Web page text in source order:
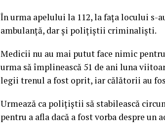
În urma apelului la 112, la fața locului s-
ambulanță, dar și polițiștii criminaliști.
Medicii nu au mai putut face nimic
urma să împlinească 51 de ani luna
legii trenul a fost oprit, iar călătorii au
Urmează ca polițiștii să stabilească
pentru a afla dacă a fost vorba despre un